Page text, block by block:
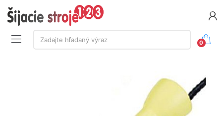
Vyhľadávanie:
Zadajte hľadaný výraz
0